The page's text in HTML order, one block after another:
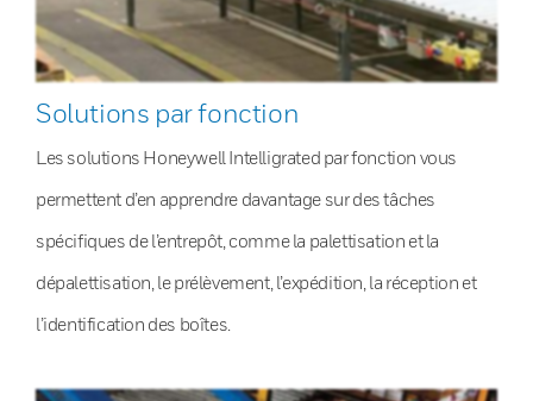
Solutions par fonction
Les solutions Honeywell Intelligrated par fonction vous
permettent d’en apprendre davantage sur des tâches
spécifiques de l’entrepôt, comme la palettisation et la
dépalettisation, le prélèvement, l’expédition, la réception et
l’identification des boîtes.